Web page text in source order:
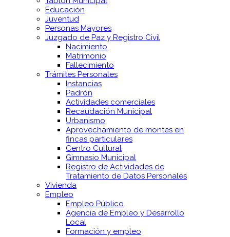
Educación
Juventud
Personas Mayores
Juzgado de Paz y Registro Civil
Nacimiento
Matrimonio
Fallecimiento
Trámites Personales
Instancias
Padrón
Actividades comerciales
Recaudación Municipal
Urbanismo
Aprovechamiento de montes en
fincas particulares
Centro Cultural
Gimnasio Municipal
Registro de Actividades de
Tratamiento de Datos Personales
Vivienda
Empleo
Empleo Público
Agencia de Empleo y Desarrollo
Local
Formación y empleo